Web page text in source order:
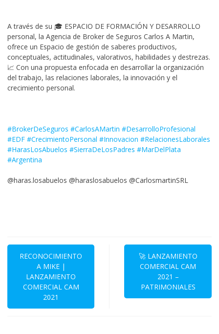
A través de su 🎓 ESPACIO DE FORMACIÓN Y DESARROLLO
personal, la Agencia de Broker de Seguros Carlos A Martin,
ofrece un Espacio de gestión de saberes productivos,
conceptuales, actitudinales, valorativos, habilidades y destrezas.
📈 Con una propuesta enfocada en desarrollar la organización
del trabajo, las relaciones laborales, la innovación y el
crecimiento personal.
#BrokerDeSeguros #CarlosAMartin #DesarrolloProfesional
#EDF #CrecimientoPersonal #Innovacion #RelacionesLaborales
#HarasLosAbuelos #SierraDeLosPadres #MarDelPlata
#Argentina
@haras.losabuelos @haraslosabuelos @CarlosmartinSRL
Navegación
de
entradas
RECONOCIMIENTO
A MIKE |
LANZAMIENTO
COMERCIAL CAM
2021
🚀 LANZAMIENTO
COMERCIAL CAM
2021 –
PATRIMONIALES